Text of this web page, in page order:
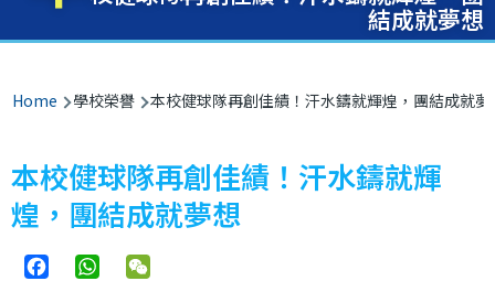
結成就夢想
Breadcrumb
Home 學校榮譽 本校健球隊再創佳績！汗水鑄就輝煌，團結成就夢
本校健球隊再創佳績！汗水鑄就輝
煌，團結成就夢想
FacebookWhatsApp